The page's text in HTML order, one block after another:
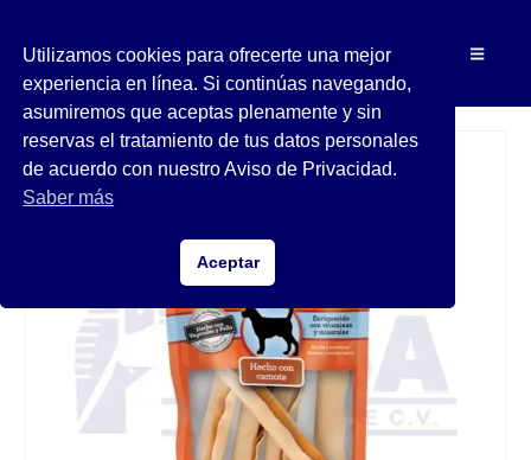
Utilizamos cookies para ofrecerte una mejor
experiencia en línea. Si continúas navegando,
asumiremos que aceptas plenamente y sin
reservas el tratamiento de tus datos personales
de acuerdo con nuestro Aviso de Privacidad.
Saber más
Aceptar